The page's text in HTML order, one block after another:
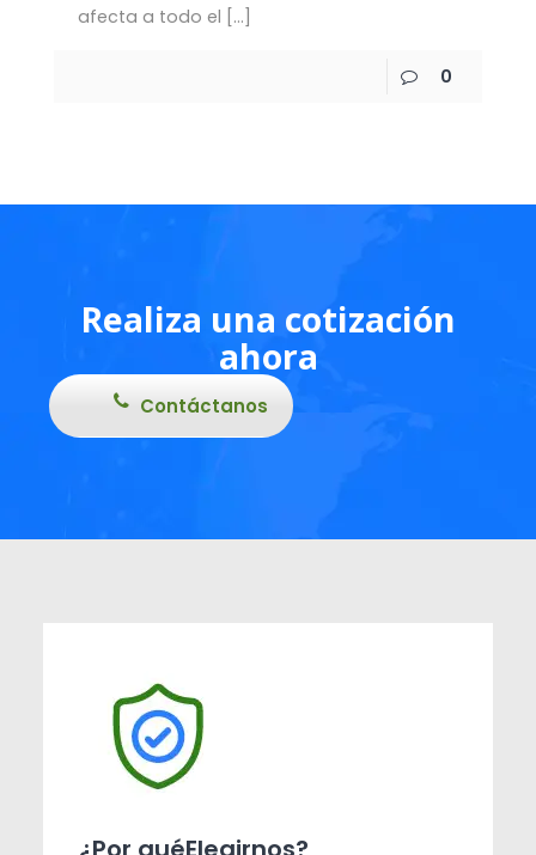
afecta a todo el […]
0
Realiza una cotización
ahora
Contáctanos